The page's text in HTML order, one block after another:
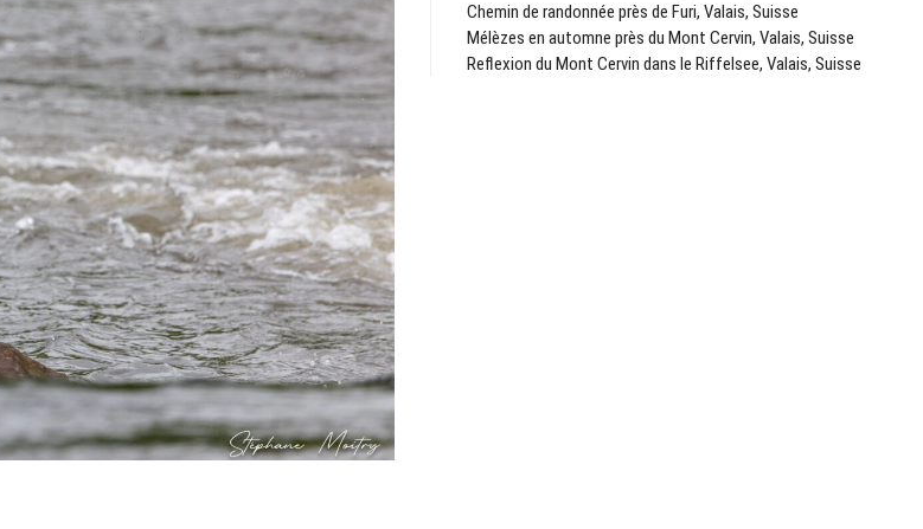
Chemin de randonnée près de Furi, Valais, Suisse
Mélèzes en automne près du Mont Cervin, Valais, Suisse
Reflexion du Mont Cervin dans le Riffelsee, Valais, Suisse